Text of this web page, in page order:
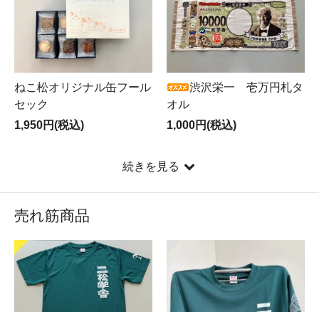
ねこ松オリジナル缶フール
セック
1,950円(税込)
渋沢栄一 壱万円札タ
オル
1,000円(税込)
続きを見る
売れ筋商品